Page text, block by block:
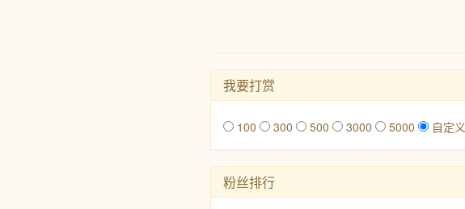
我要打赏
100 300 500 3000 5000 自定义
粉丝排行